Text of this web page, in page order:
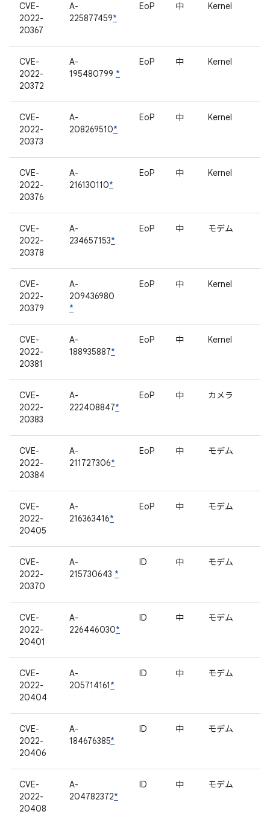
CVE-
2022-
20367
A-
225877459*
EoP 中 Kernel
CVE-
2022-
20372
A-
195480799 *
EoP 中 Kernel
CVE-
2022-
20373
A-
208269510*
EoP 中 Kernel
CVE-
2022-
20376
A-
216130110*
EoP 中 Kernel
CVE-
2022-
20378
A-
234657153*
EoP 中 モデム
CVE-
2022-
20379
A-
209436980
*
EoP 中 Kernel
CVE-
2022-
20381
A-
188935887*
EoP 中 Kernel
CVE-
2022-
20383
A-
222408847*
EoP 中 カメラ
CVE-
2022-
20384
A-
211727306*
EoP 中 モデム
CVE-
2022-
20405
A-
216363416*
EoP 中 モデム
CVE-
2022-
20370
A-
215730643 *
ID 中 モデム
CVE-
2022-
20401
A-
226446030*
ID 中 モデム
CVE-
2022-
20404
A-
205714161*
ID 中 モデム
CVE-
2022-
20406
A-
184676385*
ID 中 モデム
CVE-
2022-
20408
A-
204782372*
ID 中 モデム